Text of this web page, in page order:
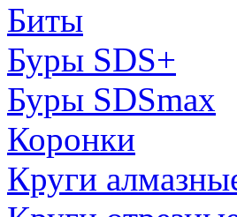
Биты
Буры SDS+
Буры SDSmax
Коронки
Круги